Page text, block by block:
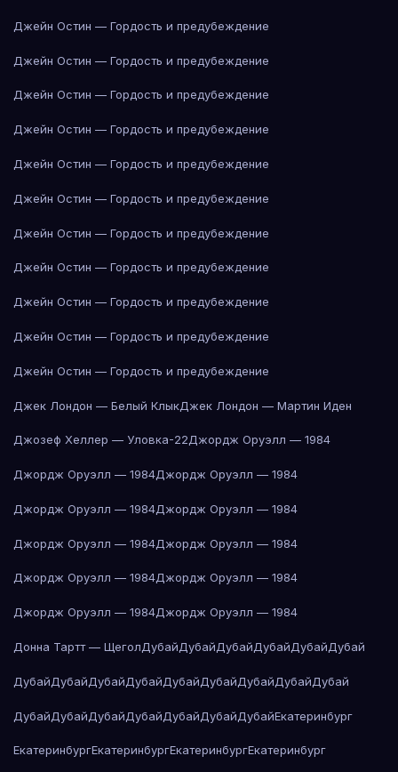
Джейн Остин — Гордость и предубеждение
Джейн Остин — Гордость и предубеждение
Джейн Остин — Гордость и предубеждение
Джейн Остин — Гордость и предубеждение
Джейн Остин — Гордость и предубеждение
Джейн Остин — Гордость и предубеждение
Джейн Остин — Гордость и предубеждение
Джейн Остин — Гордость и предубеждение
Джейн Остин — Гордость и предубеждение
Джейн Остин — Гордость и предубеждение
Джейн Остин — Гордость и предубеждение
Джек Лондон — Белый КлыкДжек Лондон — Мартин Иден
Джозеф Хеллер — Уловка-22Джордж Оруэлл — 1984
Джордж Оруэлл — 1984Джордж Оруэлл — 1984
Джордж Оруэлл — 1984Джордж Оруэлл — 1984
Джордж Оруэлл — 1984Джордж Оруэлл — 1984
Джордж Оруэлл — 1984Джордж Оруэлл — 1984
Джордж Оруэлл — 1984Джордж Оруэлл — 1984
Донна Тартт — ЩеголДубайДубайДубайДубайДубайДубай
ДубайДубайДубайДубайДубайДубайДубайДубайДубай
ДубайДубайДубайДубайДубайДубайДубайЕкатеринбург
ЕкатеринбургЕкатеринбургЕкатеринбургЕкатеринбург